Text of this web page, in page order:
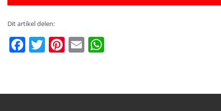
Dit artikel delen:
Facebook
Twitter
Pinterest
Email